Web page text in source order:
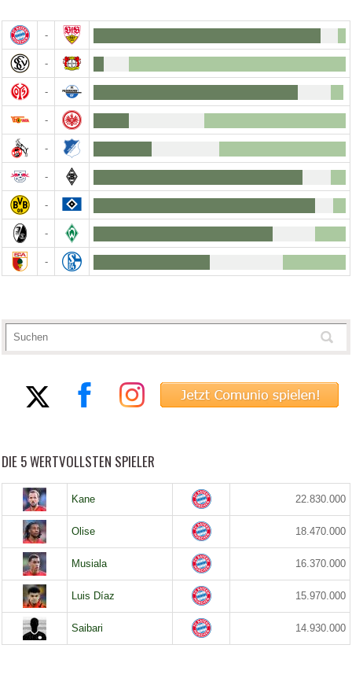
-
-
-
-
-
-
-
-
-
DIE 5 WERTVOLLSTEN SPIELER
Kane 22.830.000
Olise 18.470.000
Musiala 16.370.000
Luis Díaz 15.970.000
Saibari 14.930.000